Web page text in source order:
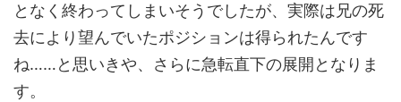
となく終わってしまいそうでしたが、実際は兄の死
去により望んでいたポジションは得られたんです
ね……と思いきや、さらに急転直下の展開となりま
す。